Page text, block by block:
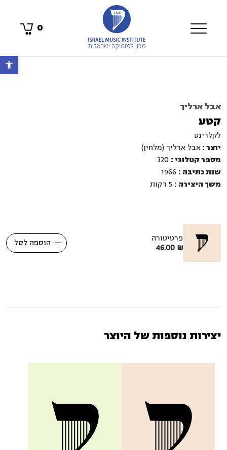
0
אבל ארליך
קטע
לקלרינט
יוצר :אבל ארליך (מלחין)
מספר קטלוגי :
שנת כתיבה :
משך היצירה :
פרטיטורה
46.00 ₪ הוספה לסל
יצירות נוספות של היוצר